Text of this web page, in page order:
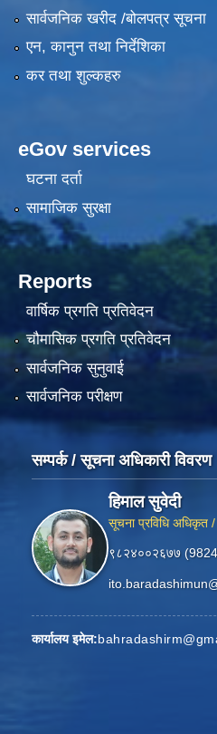
सार्वजनिक खरीद /बोलपत्र सूचना
एन, कानुन तथा निर्देशिका
कर तथा शुल्कहरु
eGov services
घटना दर्ता
सामाजिक सुरक्षा
Reports
वार्षिक प्रगति प्रतिवेदन
चौमासिक प्रगति प्रतिवेदन
सार्वजनिक सुनुवाई
सार्वजनिक परीक्षण
सम्पर्क / सूचना अधिकारी विवरण
हिमाल सुवेदी
सूचना प्रविधि अधिकृत
९८२४००२६७७
कार्यालय इमेल: